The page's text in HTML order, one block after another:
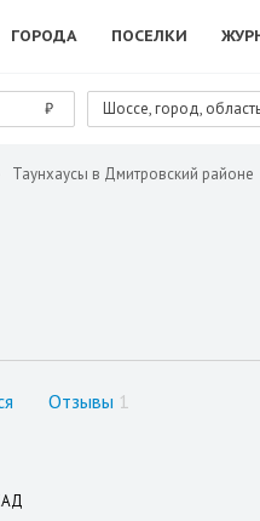
ГОРОДА ПОСЕЛКИ
₽ Шоссе, город,
Таунхаусы в Дмитровский районе
Отзывы 1